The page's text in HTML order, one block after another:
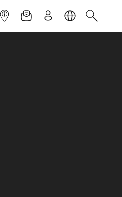
INFOPUNKTNEWSLETTER
ANMELDENSPRACHESUCHEN